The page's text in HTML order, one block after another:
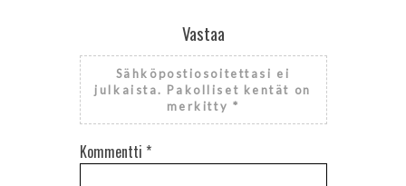
Vastaa
Sähköpostiosoitettasi ei
julkaista. Pakolliset kentät on
merkitty *
Kommentti *